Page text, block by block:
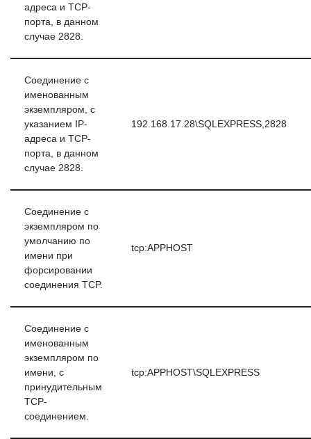
адреса и TCP-
порта, в данном
случае 2828.
Соединение с
именованным
экземпляром, с
указанием IP-
адреса и TCP-
порта, в данном
случае 2828.
192.168.17.28\SQLEXPRESS,2828
Соединение с
экземпляром по
умолчанию по
имени при
форсировании
соединения TCP.
tcp:APPHOST
Соединение с
именованным
экземпляром по
имени, с
принудительным
TCP-
соединением.
tcp:APPHOST\SQLEXPRESS